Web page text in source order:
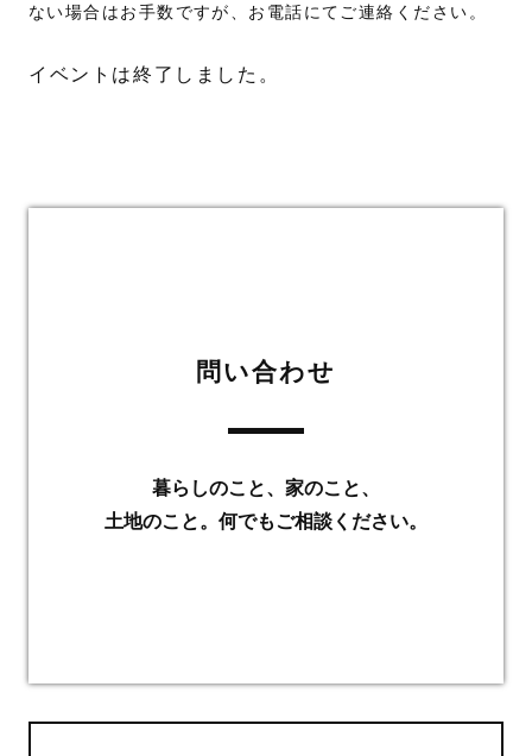
ない場合はお手数ですが、お電話にてご連絡ください。
イベントは終了しました。
問い合わせ
暮らしのこと、家のこと、
土地のこと。何でもご相談ください。